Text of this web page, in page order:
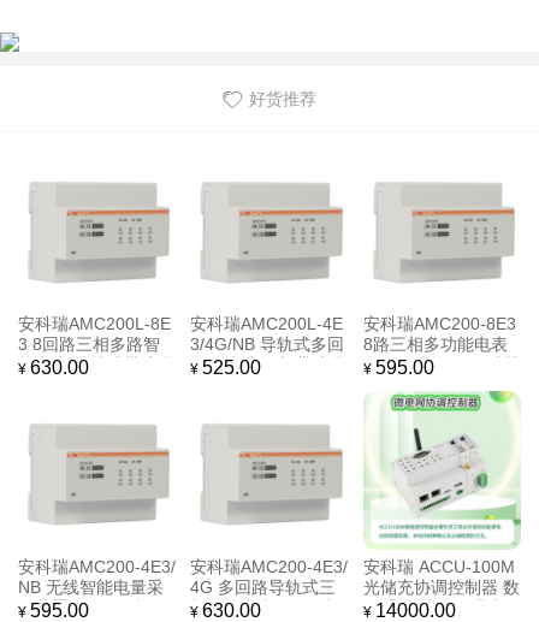
好货推荐
安科瑞AMC200L-8E
3 8回路三相多路智
能电表 导轨式带液晶
¥ 630.00
安科瑞AMC200L-4E
3/4G/NB 导轨式多回
路无线计量表 带液晶
¥ 525.00
安科瑞AMC200-8E3
8路三相多功能电表
多回路监控 配互感器
¥ 595.00
安科瑞AMC200-4E3/
NB 无线智能电量采
集装置 4回路三相全
¥ 595.00
安科瑞AMC200-4E3/
4G 多回路导轨式三
相智能电表 4G无线
¥ 630.00
安科瑞 ACCU-100M
光储充协调控制器 数
据采集 策略管理 削
¥ 14000.00